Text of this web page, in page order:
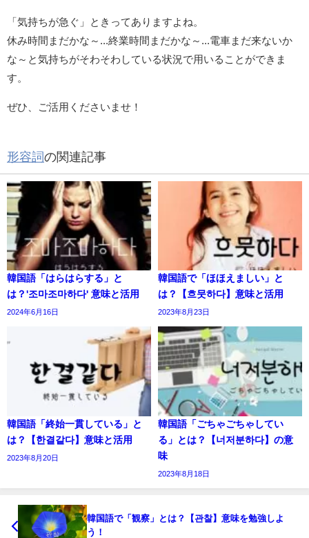
「気持ちが急ぐ」ときってありますよね。
休み時間まだかな～...終業時間まだかな～...電車まだ来ないか
な～と気持ちがそわそわしている状況で用いることができま
す。
ぜひ、ご活用くださいませ！
形容詞の関連記事
韓国語「はらはらする」と
は？'조마조마하다' 意味と活用
2024年6月16日
韓国語で「ほほえましい」と
は？【흐뭇하다】意味と活用
2023年8月23日
韓国語「終始一貫している」と
は？【한결같다】意味と活用
2023年8月20日
韓国語「ごちゃごちゃしてい
る」とは？【너저분하다】の意
味
2023年8月18日
韓国語で「観察」とは？【관찰】意味を勉強しよ
う！